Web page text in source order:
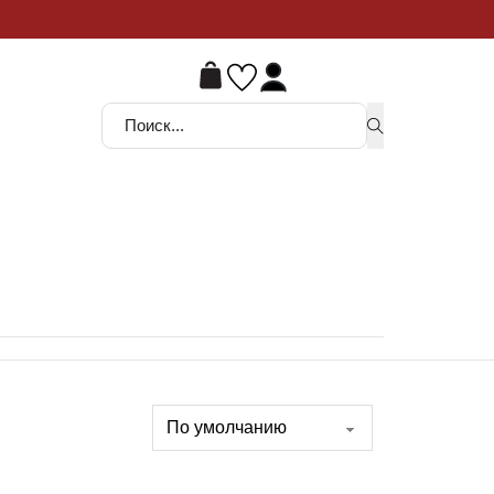
шанс
Поиск ...